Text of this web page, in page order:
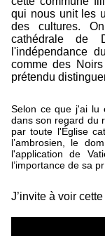
qui nous unit les
des cultures.
cathédrale de
l'indépendance
comme des
prétendu
Selon ce que j'ai lu
dans son regard du
par toute l'Église
l’ambrosien, le
l'application de
l’importance de sa
J’invite à voir